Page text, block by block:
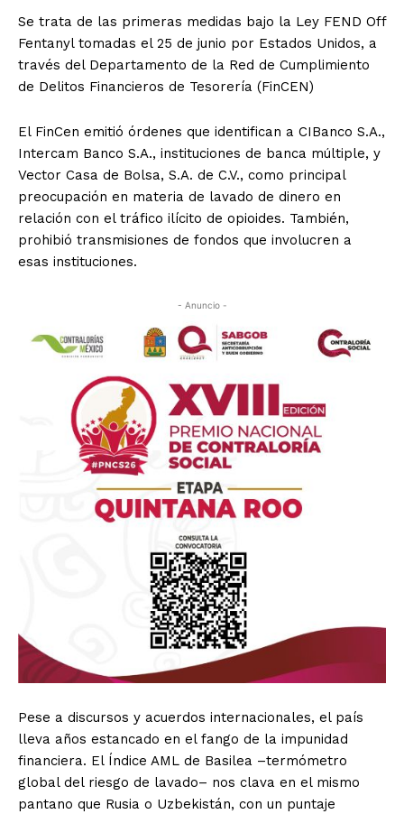
Se trata de las primeras medidas bajo la Ley FEND Off
Fentanyl tomadas el 25 de junio por Estados Unidos, a
través del Departamento de la Red de Cumplimiento
de Delitos Financieros de Tesorería (FinCEN)
El FinCen emitió órdenes que identifican a CIBanco S.A.,
Intercam Banco S.A., instituciones de banca múltiple, y
Vector Casa de Bolsa, S.A. de C.V., como principal
preocupación en materia de lavado de dinero en
relación con el tráfico ilícito de opioides. También,
prohibió transmisiones de fondos que involucren a
esas instituciones.
- Anuncio -
Pese a discursos y acuerdos internacionales, el país
lleva años estancado en el fango de la impunidad
financiera. El Índice AML de Basilea –termómetro
global del riesgo de lavado– nos clava en el mismo
pantano que Rusia o Uzbekistán, con un puntaje